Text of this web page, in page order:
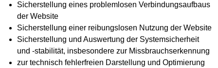
Sicherstellung eines problemlosen Verbindungsaufbaus
der Website
Sicherstellung einer reibungslosen Nutzung der Website
Sicherstellung und Auswertung der Systemsicherheit
und -stabilität, insbesondere zur Missbrauchserkennung
zur technisch fehlerfreien Darstellung und Optimierung